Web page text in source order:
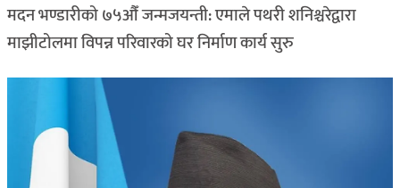
मदन भण्डारीको ७५औँ जन्मजयन्ती: एमाले पथरी शनिश्चरेद्वारा
माझीटोलमा विपन्न परिवारको घर निर्माण कार्य सुरु